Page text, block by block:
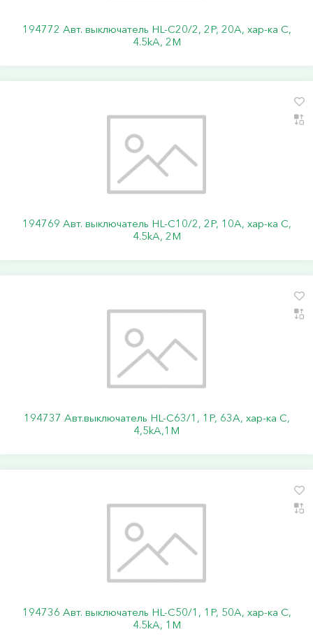
194772 Авт. выключатель HL-C20/2, 2P, 20A, хар-ка C,
4.5kA, 2M
194769 Авт. выключатель HL-C10/2, 2P, 10A, хар-ка C,
4.5kA, 2M
194737 Авт.выключатель HL-C63/1, 1Р, 63А, хар-ка С,
4,5kA,1M
194736 Авт. выключатель HL-C50/1, 1P, 50A, хар-ка C,
4.5kA, 1M